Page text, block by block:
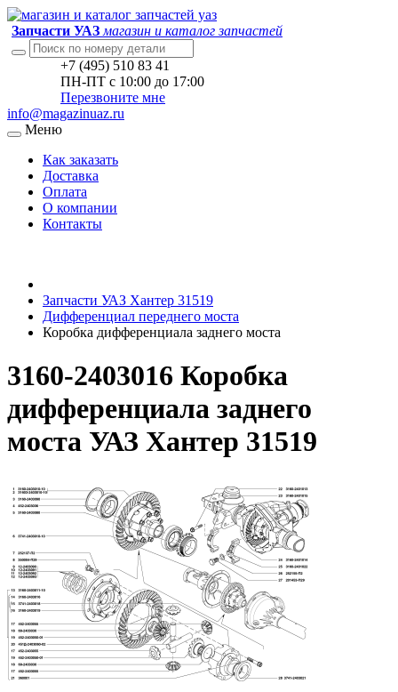
Запчасти УАЗ магазин и каталог запчастей
+7 (495) 510 83 41
ПН-ПТ с 10:00 до 17:00
Перезвоните мне
info@magazinuaz.ru
Меню
Как заказать
Доставка
Оплата
О компании
Контакты
Запчасти УАЗ Хантер 31519
Дифференциал переднего моста
Коробка дифференциала заднего моста
3160-2403016 Коробка
дифференциала заднего
моста УАЗ Хантер 31519